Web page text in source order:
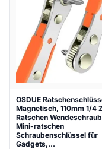
OSDUE
Magnetisch, 110mm 1/4
Ratschen
Mini-ratschen
Schraubenschlüssel für
Gadgets,…